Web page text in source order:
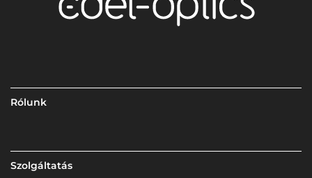
Rólunk
Szolgáltatás